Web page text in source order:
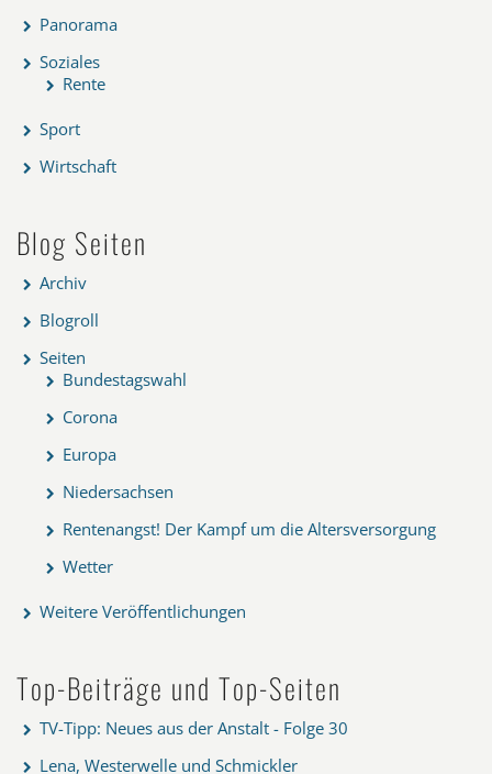
Panorama
Soziales
Rente
Sport
Wirtschaft
Blog Seiten
Archiv
Blogroll
Seiten
Bundestagswahl
Corona
Europa
Niedersachsen
Rentenangst! Der Kampf um die Altersversorgung
Wetter
Weitere Veröffentlichungen
Top-Beiträge und Top-Seiten
TV-Tipp: Neues aus der Anstalt - Folge 30
Lena, Westerwelle und Schmickler